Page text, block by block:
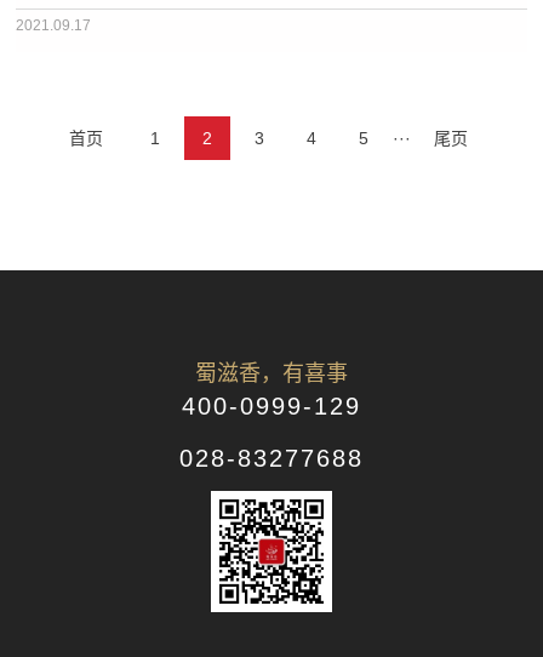
咯~蜀滋香开在这么美丽的地方喜宝都忍不住要给自己鼓掌想象一下
2021.09.17
首页 1 2 3 4 5 ··· 尾页
蜀滋香，有喜事
400-0999-129
028-83277688